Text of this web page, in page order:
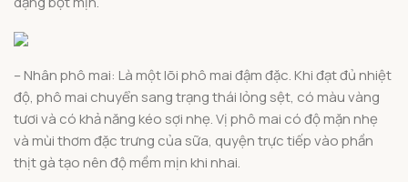
– Nhân phô mai: Là một lõi phô mai đậm đặc. Khi đạt đủ nhiệt
độ, phô mai chuyển sang trạng thái lỏng sệt, có màu vàng
tươi và có khả năng kéo sợi nhẹ. Vị phô mai có độ mặn nhẹ
và mùi thơm đặc trưng của sữa, quyện trực tiếp vào phần
thịt gà tạo nên độ mềm mịn khi nhai.